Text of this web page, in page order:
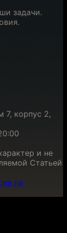
задачи.
7, корпус 2,
и не
Статьей
на